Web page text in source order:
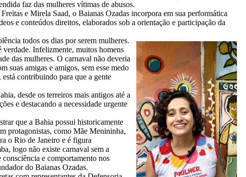
faz das mulheres vítimas de abusos.
e Mirela Saad, o Baianas Ozadas incorpora em sua performática
e conteúdos direitos, elaborados sob a orientação e participação da
todos os dias por serem mulheres.
verdade. Infelizmente, muitos homens
das mulheres. O carnaval não deveria
suas amigas e amigos, sem esse medo
contribuindo para que a gente
desde os terreiros mais antigos até a
e destacando a necessidade urgente
que a Bahia possui historicamente
protagonistas, como Mãe Menininha,
o Rio de Janeiro e é figura
logo não existe carnaval sem a
consciência e comportamento nos
do Baianas Ozadas.